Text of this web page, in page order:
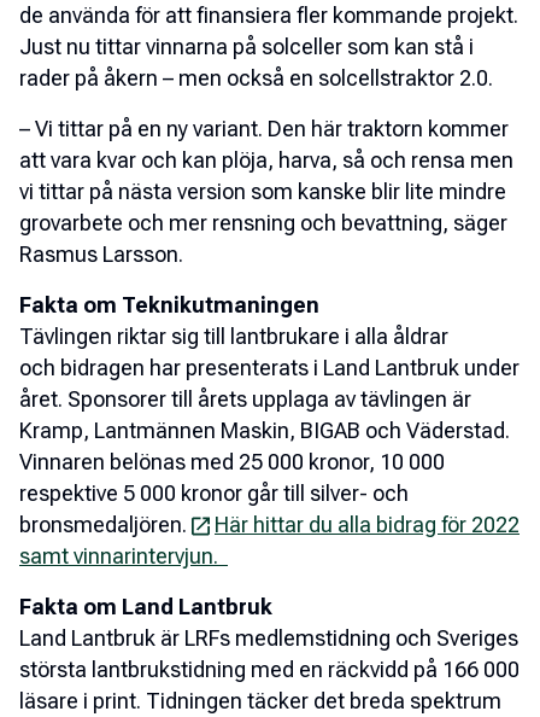
de använda för att finansiera fler kommande projekt.
Just nu tittar vinnarna på solceller som kan stå i
rader på åkern – men också en solcellstraktor 2.0.
– Vi tittar på en ny variant. Den här traktorn kommer
att vara kvar och kan plöja, harva, så och rensa men
vi tittar på nästa version som kanske blir lite mindre
grovarbete och mer rensning och bevattning, säger
Rasmus Larsson.
Fakta om Teknikutmaningen
Tävlingen riktar sig till lantbrukare i alla åldrar
och bidragen har presenterats i Land Lantbruk under
året. Sponsorer till årets upplaga av tävlingen är
Kramp, Lantmännen Maskin, BIGAB och Väderstad.
Vinnaren belönas med 25 000 kronor, 10 000
respektive 5 000 kronor går till silver- och
bronsmedaljören.
Här hittar du alla bidrag för 2022
samt vinnarintervjun.
Fakta om Land Lantbruk
Land Lantbruk är LRFs medlemstidning och Sveriges
största lantbrukstidning med en räckvidd på 166 000
läsare i print. Tidningen täcker det breda spektrum